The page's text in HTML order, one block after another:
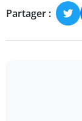
Partager :